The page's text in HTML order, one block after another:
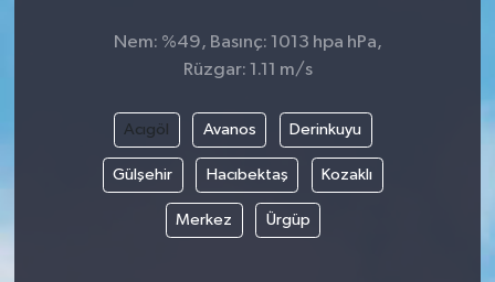
Nem: %49, Basınç: 1013 hpa hPa,
Rüzgar: 1.11 m/s
Acıgöl Avanos Derinkuyu
Gülşehir Hacıbektaş Kozaklı
Merkez Ürgüp